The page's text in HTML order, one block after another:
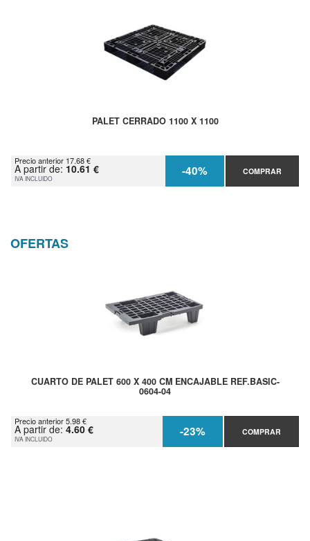
PALET CERRADO 1100 X 1100
Precio anterior 17.68 €
A partir de: 10.61 €
IVA INCLUIDO -40% COMPRAR
OFERTAS
CUARTO DE PALET 600 X 400 CM ENCAJABLE REF.BASIC-
0604-04
Precio anterior 5.98 €
A partir de: 4.60 €
IVA INCLUIDO -23% COMPRAR